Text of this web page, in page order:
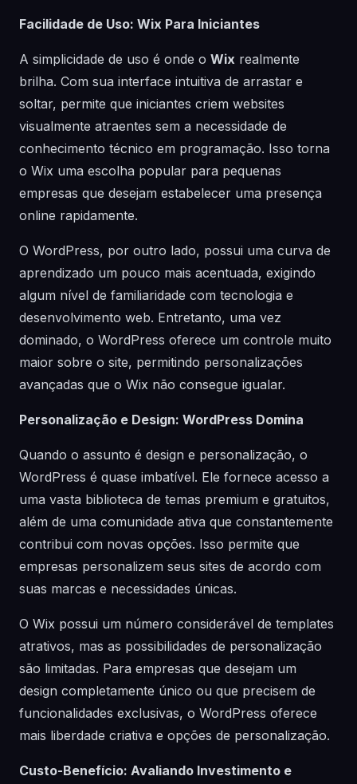
Facilidade de Uso: Wix Para Iniciantes
A simplicidade de uso é onde o Wix realmente
brilha. Com sua interface intuitiva de arrastar e
soltar, permite que iniciantes criem websites
visualmente atraentes sem a necessidade de
conhecimento técnico em programação. Isso torna
o Wix uma escolha popular para pequenas
empresas que desejam estabelecer uma presença
online rapidamente.
O WordPress, por outro lado, possui uma curva de
aprendizado um pouco mais acentuada, exigindo
algum nível de familiaridade com tecnologia e
desenvolvimento web. Entretanto, uma vez
dominado, o WordPress oferece um controle muito
maior sobre o site, permitindo personalizações
avançadas que o Wix não consegue igualar.
Personalização e Design: WordPress Domina
Quando o assunto é design e personalização, o
WordPress é quase imbatível. Ele fornece acesso a
uma vasta biblioteca de temas premium e gratuitos,
além de uma comunidade ativa que constantemente
contribui com novas opções. Isso permite que
empresas personalizem seus sites de acordo com
suas marcas e necessidades únicas.
O Wix possui um número considerável de templates
atrativos, mas as possibilidades de personalização
são limitadas. Para empresas que desejam um
design completamente único ou que precisem de
funcionalidades exclusivas, o WordPress oferece
mais liberdade criativa e opções de personalização.
Custo-Benefício: Avaliando Investimento e